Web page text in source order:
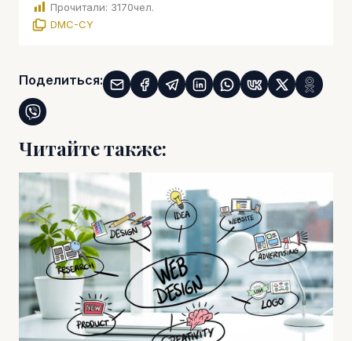
Прочитали: 3170чел.
DMC-CY
Поделиться:
Читайте также: